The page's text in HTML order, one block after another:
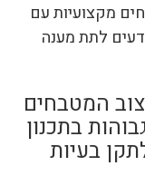
מקצועיות עם
לתת מענה
המטבחים
בתכנון
בעיות